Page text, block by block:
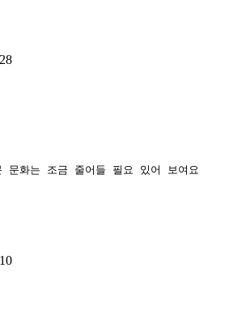
문화는 조금 줄어들 필요 있어 보여요